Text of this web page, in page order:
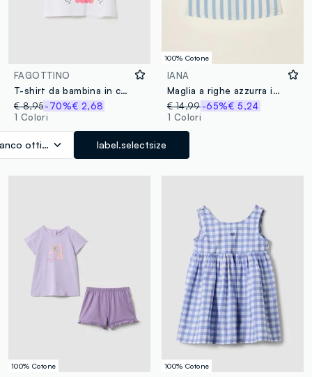
FAGOTTINO
T-shirt da bambina in cotone bianco regular fit
€ 8,95-70%€ 2,68
1 Colori
ottico label.selectsize
100% Cotone
IANA
Maglia a righe azzurra in puro cotone
€ 14,99 -65%€ 5,24
1 Colori
100% Cotone 100% Cotone